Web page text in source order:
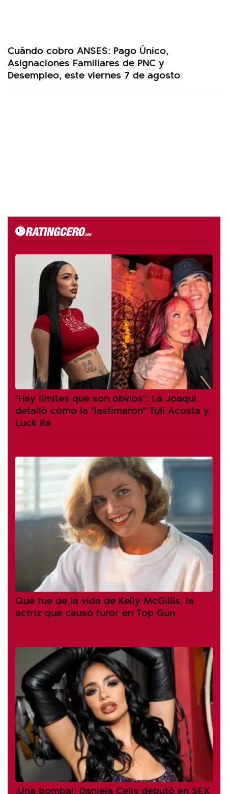
Cuándo cobro ANSES: Pago Único,
Asignaciones Familiares de PNC y
Desempleo, este viernes 7 de agosto
"Hay límites que son obvios": La Joaqui
detalló cómo la "lastimaron" Tuli Acosta y
Luck Ra
Qué fue de la vida de Kelly McGillis, la
actriz que causó furor en Top Gun
¡Una bomba!: Daniela Celis debutó en SEX